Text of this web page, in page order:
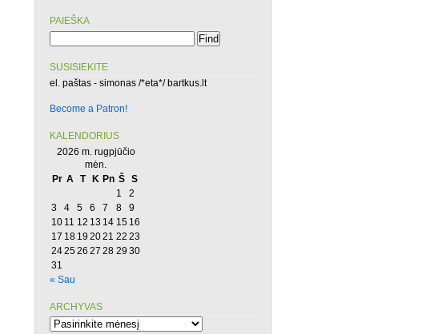
PAIEŠKA
SUSISIEKITE
el. paštas - simonas /*eta*/ bartkus.lt
Become a Patron!
KALENDORIUS
2026 m. rugpjūčio
mėn.
Pr A T K Pn Š S
1
2
3
4 5 6 7 8
9
10 11 12 13 14 15 16
17 18 19 2021 22 23
242526 27 28 29 30
31
« Sau
ARCHYVAS
Archyvas